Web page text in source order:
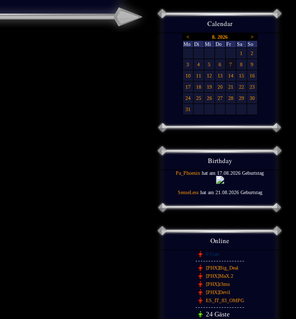
Calendar
< 8. 2026
>
Mo
Di Mi Do Fr Sa
So
1
2
3
4 5 6 7 8
9
10
11 12 13 14 15
16
17
18 19 20 21 22
23
24
25 26 27 28 29
30
31
Birthday
Pa_Phoenix hat am 17.08.2026 Geburtstag
SenseLesshat am 21.08.2026 Geburtstag
Online
0 User
[PHX]Big_Deal
[PHX]MaX.2
[PHX]r3mu
[PHX]Devil
ES_IT_83_OMPG
24 Gäste